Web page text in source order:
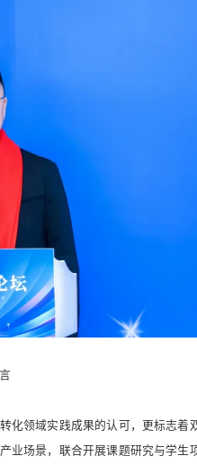
化领域实践成果的认可，更标志着
业场景，联合开展课题研究与学生